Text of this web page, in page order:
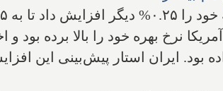
برساند.
نرخ بهره خود را بالا برده بود
بود. ایران استار پیش‌بینی این